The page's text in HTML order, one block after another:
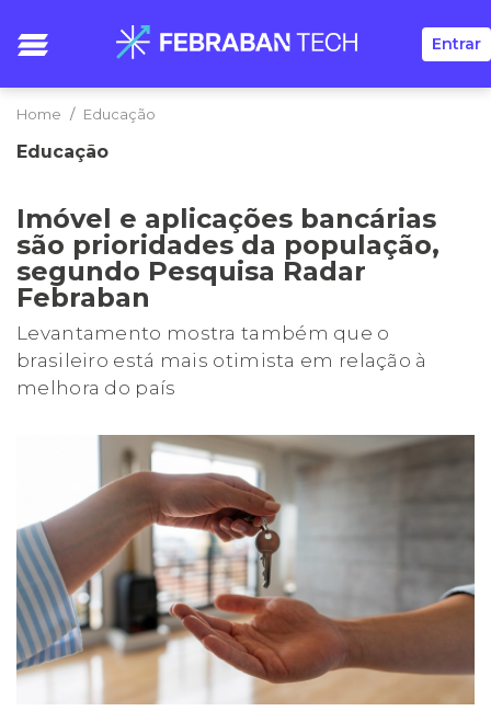
Entrar
Home Educação
Educação
Imóvel e aplicações bancárias
são prioridades da população,
segundo Pesquisa Radar
Febraban
Levantamento mostra também que o
brasileiro está mais otimista em relação à
melhora do país